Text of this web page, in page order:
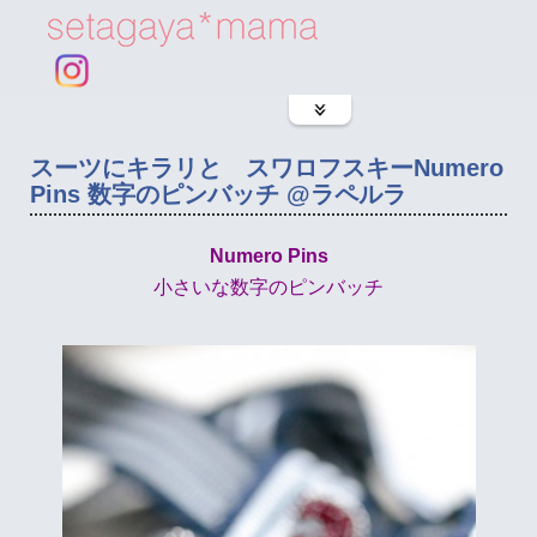
スーツにキラリと スワロフスキーNumero
Pins 数字のピンバッチ @ラペルラ
Numero Pins
小さいな数字のピンバッチ